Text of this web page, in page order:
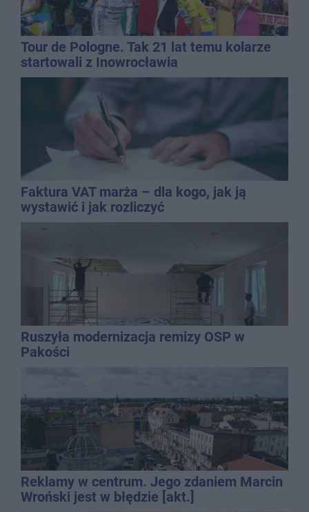
Tour de Pologne. Tak 21 lat temu kolarze
startowali z Inowrocławia
Faktura VAT marża – dla kogo, jak ją
wystawić i jak rozliczyć
Ruszyła modernizacja remizy OSP w
Pakości
Reklamy w centrum. Jego zdaniem Marcin
Wroński jest w błędzie [akt.]